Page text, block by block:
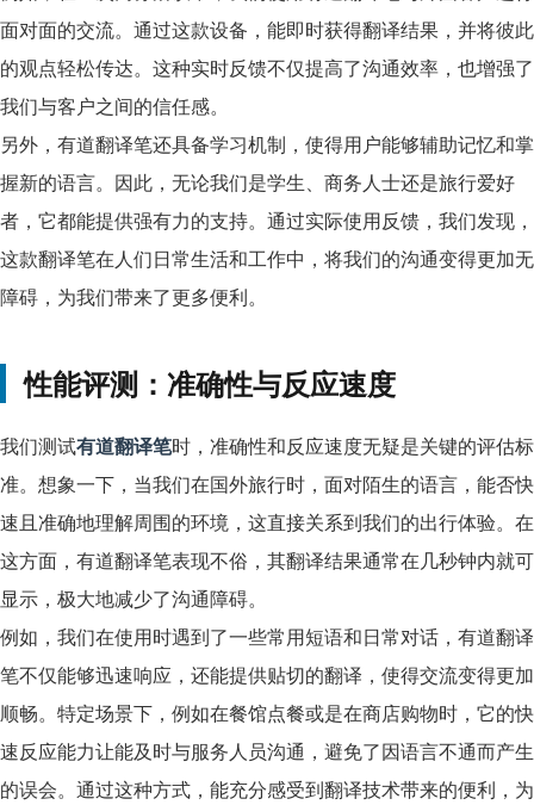
面对面的交流。通过这款设备，能即时获得翻译结果，并将彼此
的观点轻松传达。这种实时反馈不仅提高了沟通效率，也增强了
我们与客户之间的信任感。
另外，有道翻译笔还具备学习机制，使得用户能够辅助记忆和掌
握新的语言。因此，无论我们是学生、商务人士还是旅行爱好
者，它都能提供强有力的支持。通过实际使用反馈，我们发现，
这款翻译笔在人们日常生活和工作中，将我们的沟通变得更加无
障碍，为我们带来了更多便利。
性能评测：准确性与反应速度
我们测试有道翻译笔时，准确性和反应速度无疑是关键的评估标
准。想象一下，当我们在国外旅行时，面对陌生的语言，能否快
速且准确地理解周围的环境，这直接关系到我们的出行体验。在
这方面，有道翻译笔表现不俗，其翻译结果通常在几秒钟内就可
显示，极大地减少了沟通障碍。
例如，我们在使用时遇到了一些常用短语和日常对话，有道翻译
笔不仅能够迅速响应，还能提供贴切的翻译，使得交流变得更加
顺畅。特定场景下，例如在餐馆点餐或是在商店购物时，它的快
速反应能力让能及时与服务人员沟通，避免了因语言不通而产生
的误会。通过这种方式，能充分感受到翻译技术带来的便利，为